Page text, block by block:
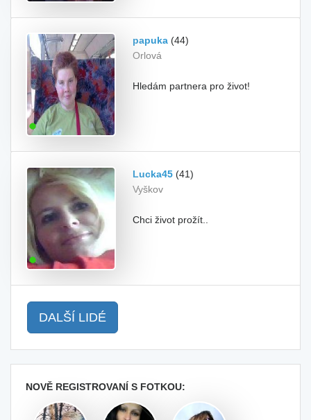
papuka (44)
Orlová
Hledám partnera pro život!
Lucka45 (41)
Vyškov
Chci život prožít..
DALŠÍ LIDÉ
NOVĚ REGISTROVANÍ S FOTKOU: